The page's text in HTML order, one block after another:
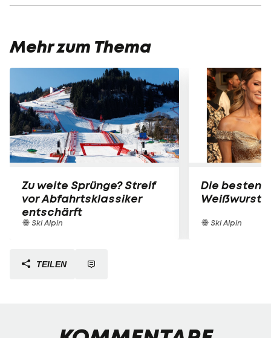
Mehr zum Thema
Zu weite Sprünge? Streif
vor Abfahrtsklassiker
entschärft
Ski Alpin
Die besten
Weißwurst-
Ski Alpin
TEILEN